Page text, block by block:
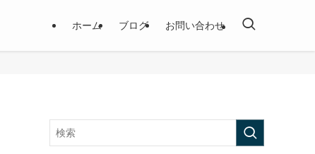
ホーム ブログ お問い合わせ